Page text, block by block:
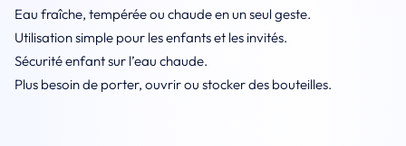
Eau fraîche, tempérée ou chaude en un seul geste.
Utilisation simple pour les enfants et les invités.
Sécurité enfant sur l’eau chaude.
Plus besoin de porter, ouvrir ou stocker des bouteilles.